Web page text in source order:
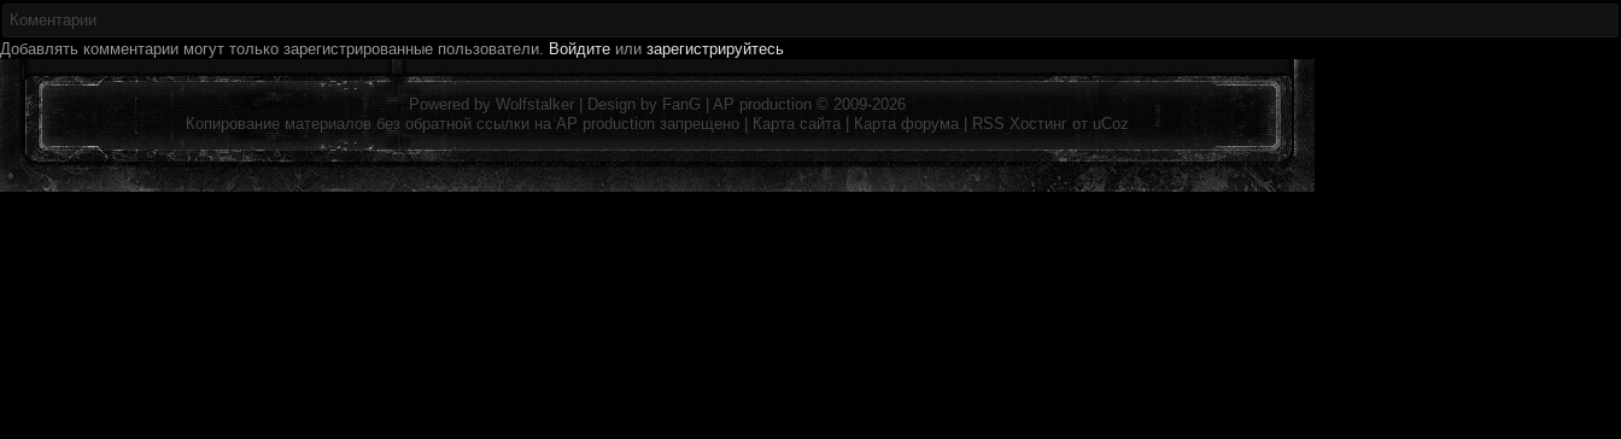
Коментарии
Добавлять комментарии могут только зарегистрированные пользователи. Войдите или зарегистрируйтесь
Powered by Wolfstalker | Design by FanG AP production © 2009-2026
Копирование материалов без обратной ссылки на AP production запрещено | Карта сайта Карта форума RSS Хостинг от uCoz